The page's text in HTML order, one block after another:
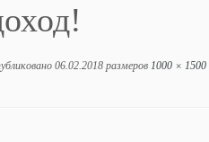
06.02.2018 размеров 1000 × 1500